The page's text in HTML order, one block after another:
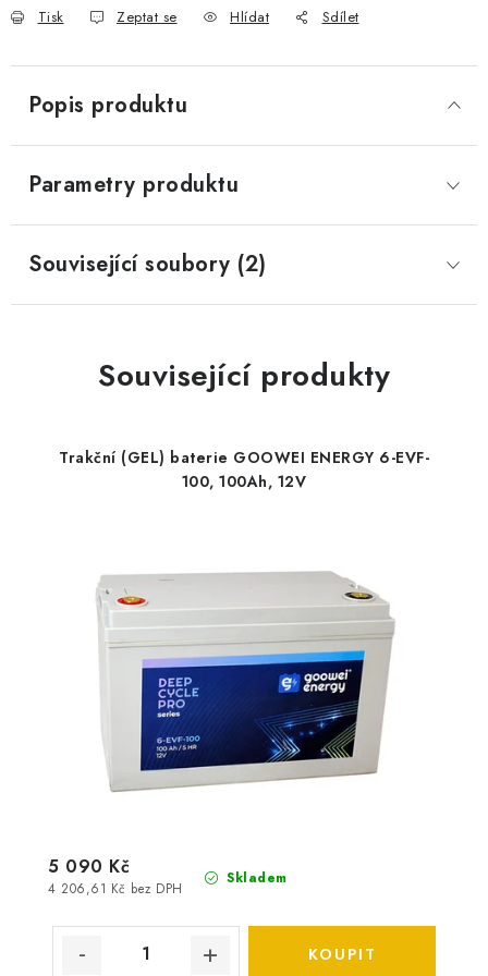
Tisk Zeptat se Hlídat Sdílet
Popis produktu
Parametry produktu
Související soubory (2)
Související produkty
Trakční (GEL) baterie GOOWEI ENERGY 6-EVF-
100, 100Ah, 12V
Skladem
4 206,61 Kč bez DPH
5 090 Kč